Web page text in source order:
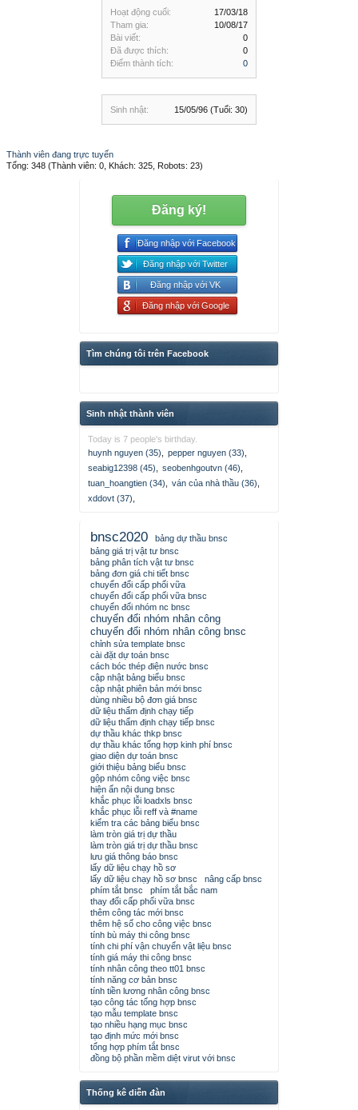
Hoạt động cuối:
17/03/18
Tham gia:
10/08/17
Bài viết:
0
Đã được thích:
0
Điểm thành tích:
0
Sinh nhật: 15/05/96 (Tuổi: 30)
Thành viên đang trực tuyến
Tổng: 348 (Thành viên: 0, Khách: 325, Robots: 23)
Đăng ký!
Đăng nhập với Facebook
Đăng nhập với Twitter
Đăng nhập với VK
Đăng nhập với Google
Tìm chúng tôi trên Facebook
Sinh nhật thành viên
Today is 7 people's birthday.
huynh nguyen (35)
pepper nguyen (33)
seabig12398 (45)
seobenhgoutvn (46)
tuan_hoangtien (34)
ván của nhà thầu (36)
xddovt (37)
bnsc2020
bảng dự thầu bnsc
bảng giá trị vật tư bnsc
bảng phân tích vật tư bnsc
bảng đơn giá chi tiết bnsc
chuyển đổi cấp phối vữa
chuyển đổi cấp phối vữa bnsc
chuyển đổi nhóm nc bnsc
chuyển đổi nhóm nhân công
chuyển đổi nhóm nhân công bnsc
chỉnh sửa template bnsc
cài đặt dự toán bnsc
cách bóc thép điện nước bnsc
cập nhật bảng biểu bnsc
cập nhật phiên bản mới bnsc
dùng nhiều bộ đơn giá bnsc
dữ liệu thẩm định chạy tiếp
dữ liệu thẩm định chạy tiếp bnsc
dự thầu khác thkp bnsc
dự thầu khác tổng hợp kinh phí bnsc
giao diện dự toán bnsc
giới thiệu bảng biểu bnsc
gộp nhóm công việc bnsc
hiện ẩn nội dung bnsc
khắc phục lỗi loadxls bnsc
khắc phục lỗi reff và #name
kiểm tra các bảng biểu bnsc
làm tròn giá trị dự thầu
làm tròn giá trị dự thầu bnsc
lưu giá thông báo bnsc
lấy dữ liệu chạy hồ sơ
lấy dữ liệu chạy hồ sơ bnsc
nâng cấp bnsc
phím tắt bnsc
phím tắt bắc nam
thay đổi cấp phối vữa bnsc
thêm công tác mới bnsc
thêm hệ số cho công việc bnsc
tính bù máy thi công bnsc
tính chi phí vận chuyển vật liệu bnsc
tính giá máy thi công bnsc
tính nhân công theo tt01 bnsc
tính năng cơ bản bnsc
tính tiền lương nhân công bnsc
tạo công tác tổng hợp bnsc
tạo mẫu template bnsc
tạo nhiều hạng mục bnsc
tạo định mức mới bnsc
tổng hợp phím tắt bnsc
đồng bộ phần mềm diệt virut với bnsc
Thống kê diễn đàn